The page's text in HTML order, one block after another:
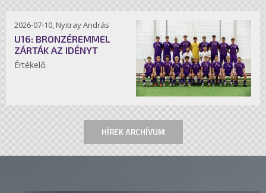
2026-07-10, Nyitray András
U16: BRONZÉREMMEL
ZÁRTÁK AZ IDÉNYT
Értékelő.
HÍREK ARCHÍVUM